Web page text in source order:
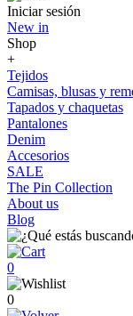
Iniciar sesión
New in
Shop
+
Tejidos
Camisas, blusas y
Tapados y chaquetas
Pantalones
Denim
Accesorios
SALE
The Pin Collection
About us
Blog
0
0